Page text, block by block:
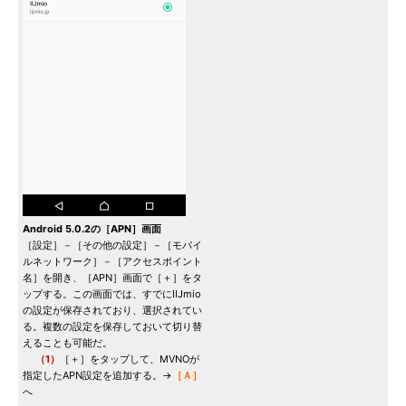
Android 5.0.2の［APN］画面
［設定］－［その他の設定］－［モバイ
ルネットワーク］－［アクセスポイント
名］を開き、［APN］画面で［＋］をタ
ップする。この画面では、すでにIIJmio
の設定が保存されており、選択されてい
る。複数の設定を保存しておいて切り替
えることも可能だ。
（1）
［＋］をタップして、MVNOが
指定したAPN設定を追加する。→ ［Ａ］
へ